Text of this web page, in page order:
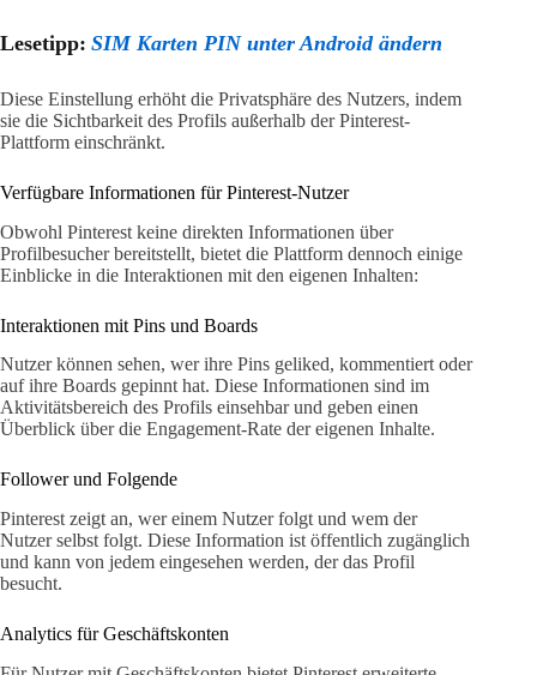
Lesetipp: SIM Karten PIN unter Android ändern
Diese Einstellung erhöht die Privatsphäre des Nutzers, indem
sie die Sichtbarkeit des Profils außerhalb der Pinterest-
Plattform einschränkt.
Verfügbare Informationen für Pinterest-Nutzer
Obwohl Pinterest keine direkten Informationen über
Profilbesucher bereitstellt, bietet die Plattform dennoch einige
Einblicke in die Interaktionen mit den eigenen Inhalten:
Interaktionen mit Pins und Boards
Nutzer können sehen, wer ihre Pins geliked, kommentiert oder
auf ihre Boards gepinnt hat. Diese Informationen sind im
Aktivitätsbereich des Profils einsehbar und geben einen
Überblick über die Engagement-Rate der eigenen Inhalte.
Follower und Folgende
Pinterest zeigt an, wer einem Nutzer folgt und wem der
Nutzer selbst folgt. Diese Information ist öffentlich zugänglich
und kann von jedem eingesehen werden, der das Profil
besucht.
Analytics für Geschäftskonten